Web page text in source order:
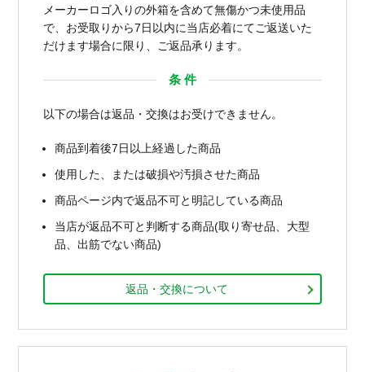
メーカーロゴ入りの外箱を含めて無傷かつ未使用品
で、お受取りから7日以内に当店必着にてご返送いた
だけます場合に限り、ご返品承ります。
条 件
以下の場合は返品・交換はお受けできません。
商品到着後7日以上経過した商品
使用した、または破損や汚損させた商品
商品ページ内で返品不可と明記している商品
当店が返品不可と判断する商品(取り寄せ品、大型
品、出筋でない商品)
返品・交換について